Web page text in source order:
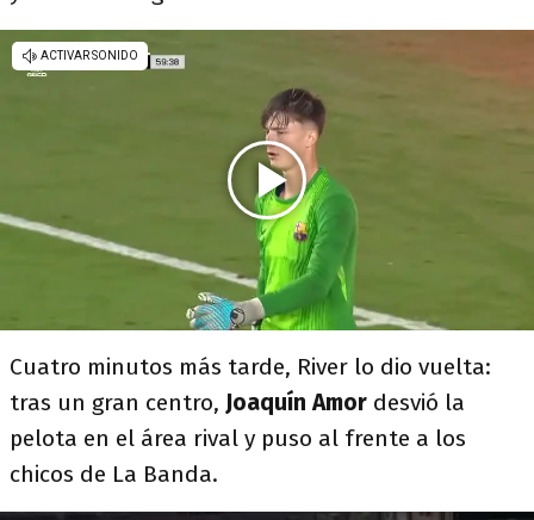
Cuatro minutos más tarde, River lo dio vuelta:
tras un gran centro, Joaquín Amor desvió la
pelota en el área rival y puso al frente a los
chicos de La Banda.